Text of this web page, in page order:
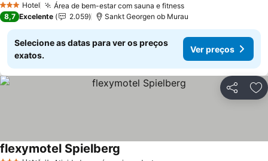
3 EstrelasHotel Área de bem-estar com sauna e fitness
8,7 Excelente 2.059 Sankt Georgen ob Murau
Selecione as datas para ver os preços
exatos.
Ver preços
Partilhar
flexymotel Spielberg